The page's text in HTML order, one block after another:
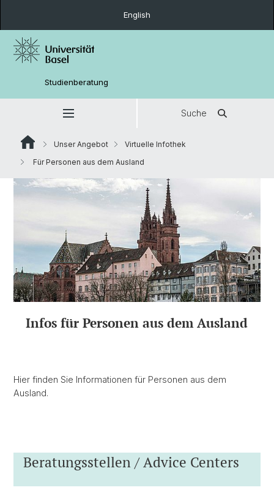
English
Studienberatung
Suche
Unser Angebot
Virtuelle Infothek
Für Personen aus dem Ausland
Infos für Personen aus dem Ausland
Hier finden Sie Informationen für Personen aus dem
Ausland.
Beratungsstellen / Advice Centers